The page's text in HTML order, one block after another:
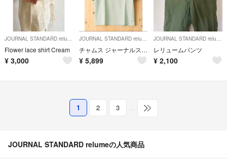
Flower lace shirt Cream
¥ 3,000
チャムス ジャーナルスタンダード Tシャツ L CHUMS 送料込
¥ 5,899
レリュームパンツ
¥ 2,100
1 2 3
JOURNAL STANDARD relumeの人気商品